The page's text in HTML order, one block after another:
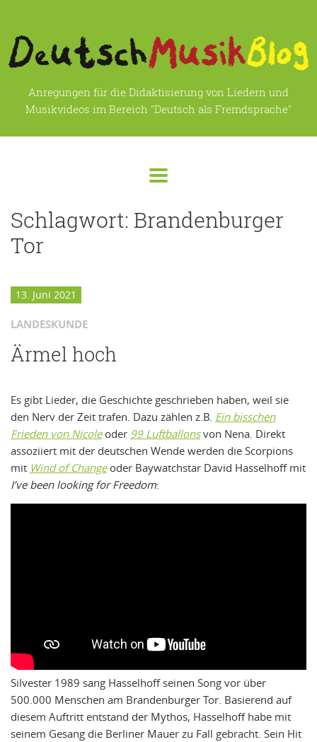
Anregungen für die Didaktisierung von Liedern und
Musikvideos im Bereich "Deutsch als Fremdsprache"
Schlagwort: Brandenburger
Tor
13. Juni 2021
LANDESKUNDE
Ärmel hoch
Es gibt Lieder, die Geschichte geschrieben haben, weil sie
den Nerv der Zeit trafen. Dazu zählen z.B. Ein bisschen
Frieden von Nicoleoder 99 Luftballonsvon Nena. Direkt
assoziiert mit der deutschen Wende werden die Scorpions
mit Wind of Changeoder Baywatchstar David Hasselhoff mit
I’ve been looking for Freedom:
Silvester 1989 sang Hasselhoff seinen Song vor über
500.000 Menschen am Brandenburger Tor. Basierend auf
diesem Auftritt entstand der Mythos, Hasselhoff habe mit
seinem Gesang die Berliner Mauer zu Fall gebracht. Sein Hit